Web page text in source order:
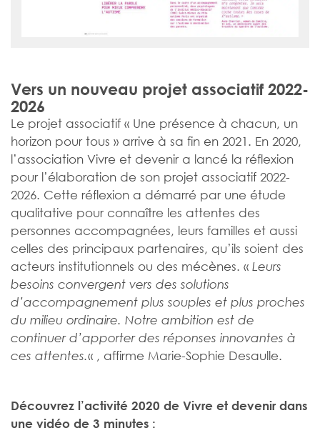
Vers un nouveau projet associatif 2022-
2026
Le projet associatif « Une présence à chacun, un
horizon pour tous » arrive à sa fin en 2021. En 2020,
l’association Vivre et devenir a lancé la réflexion
pour l’élaboration de son projet associatif 2022-
2026. Cette réflexion a démarré par une étude
qualitative pour connaître les attentes des
personnes accompagnées, leurs familles et aussi
celles des principaux partenaires, qu’ils soient des
acteurs institutionnels ou des mécènes. « Leurs
besoins convergent vers des solutions
d’accompagnement plus souples et plus proches
du milieu ordinaire. Notre ambition est de
continuer d’apporter des réponses innovantes à
ces attentes.« , affirme Marie-Sophie Desaulle.
Découvrez l’activité 2020 de Vivre et devenir dans
une vidéo de 3 minutes :